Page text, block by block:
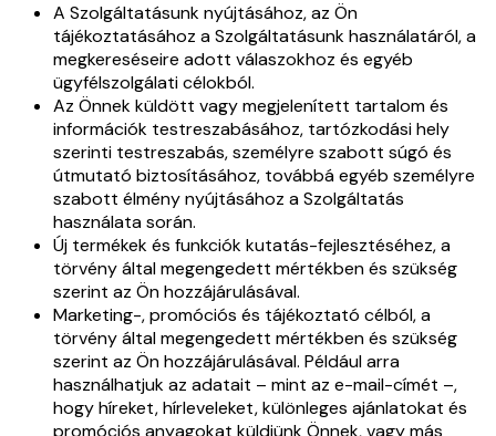
A Szolgáltatásunk nyújtásához, az Ön
tájékoztatásához a Szolgáltatásunk használatáról, a
megkereséseire adott válaszokhoz és egyéb
ügyfélszolgálati célokból.
Az Önnek küldött vagy megjelenített tartalom és
információk testreszabásához, tartózkodási hely
szerinti testreszabás, személyre szabott súgó és
útmutató biztosításához, továbbá egyéb személyre
szabott élmény nyújtásához a Szolgáltatás
használata során.
Új termékek és funkciók kutatás-fejlesztéséhez, a
törvény által megengedett mértékben és szükség
szerint az Ön hozzájárulásával.
Marketing-, promóciós és tájékoztató célból, a
törvény által megengedett mértékben és szükség
szerint az Ön hozzájárulásával. Például arra
használhatjuk az adatait – mint az e-mail-címét –,
hogy híreket, hírleveleket, különleges ajánlatokat és